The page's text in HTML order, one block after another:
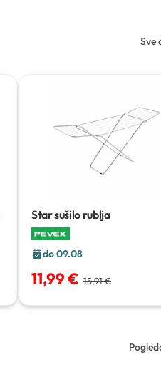
Sve
Star sušilo rublja
do 09.08
11,99 € 15,91 €